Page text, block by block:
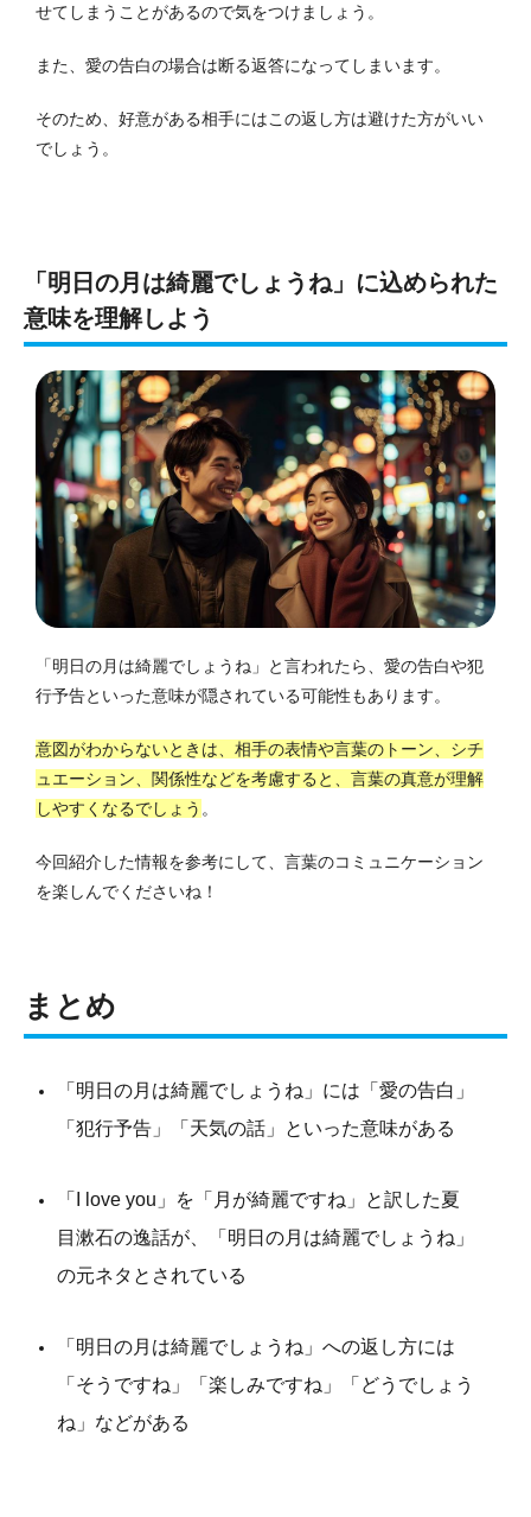
せてしまうことがあるので気をつけましょう。
また、愛の告白の場合は断る返答になってしまいます。
そのため、好意がある相手にはこの返し方は避けた方がいい
でしょう。
「明日の月は綺麗でしょうね」に込められた
意味を理解しよう
「明日の月は綺麗でしょうね」と言われたら、愛の告白や犯
行予告といった意味が隠されている可能性もあります。
意図がわからないときは、相手の表情や言葉のトーン、シチ
ュエーション、関係性などを考慮すると、言葉の真意が理解
しやすくなるでしょう 。
今回紹介した情報を参考にして、言葉のコミュニケーション
を楽しんでくださいね！
まとめ
「明日の月は綺麗でしょうね」には「愛の告白」
「犯行予告」「天気の話」といった意味がある
「I love you」を「月が綺麗ですね」と訳した夏
目漱石の逸話が、「明日の月は綺麗でしょうね」
の元ネタとされている
「明日の月は綺麗でしょうね」への返し方には
「そうですね」「楽しみですね」「どうでしょう
ね」などがある